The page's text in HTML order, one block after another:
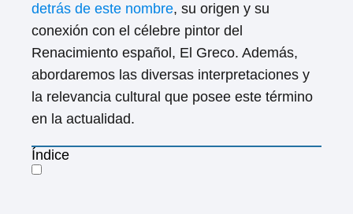
detrás de este nombre, su origen y su
conexión con el célebre pintor del
Renacimiento español, El Greco. Además,
abordaremos las diversas interpretaciones y
la relevancia cultural que posee este término
en la actualidad.
Índice